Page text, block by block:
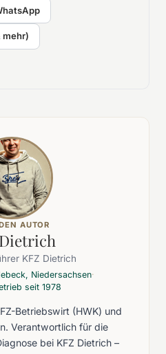
mehr)
AUTOR
KFZ Dietrich
Niedersachsen·
seit 1978
Betriebswirt (HWK) und
Verantwortlich für die
bei KFZ Dietrich –